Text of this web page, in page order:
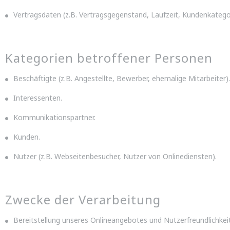
Vertragsdaten (z.B. Vertragsgegenstand, Laufzeit,
Kategorien betroffener Personen
Beschäftigte (z.B. Angestellte, Bewerber, ehemalige Mitarbeiter).
Interessenten.
Kommunikationspartner.
Kunden.
Nutzer (z.B. Webseitenbesucher, Nutzer von Onlinediensten).
Zwecke der Verarbeitung
Bereitstellung unseres Onlineangebotes und